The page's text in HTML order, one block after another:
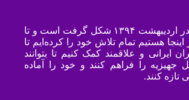
داستان پرهوم در اردیبهشت ۱۳۹۴ شکل گرفت است و تا
هستیم تمام تلاش خود را کرده‌ایم تا
ایرانی و علاقمند کمک کنیم تا بتوانند
جهیزیه را فراهم کنند و خود را آماده
کنند.